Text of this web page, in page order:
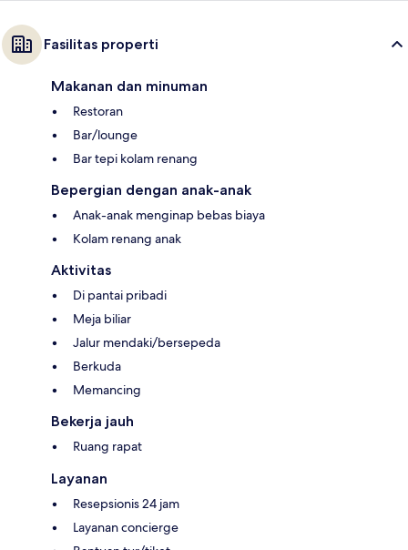
Fasilitas properti
Makanan dan minuman
Restoran
Bar/lounge
Bar tepi kolam renang
Bepergian dengan anak-anak
Anak-anak menginap bebas biaya
Kolam renang anak
Aktivitas
Di pantai pribadi
Meja biliar
Jalur mendaki/bersepeda
Berkuda
Memancing
Bekerja jauh
Ruang rapat
Layanan
Resepsionis 24 jam
Layanan concierge